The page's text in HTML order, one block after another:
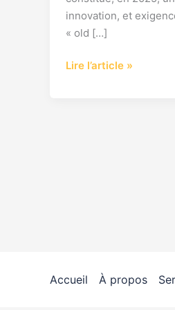
innovation, et
« old […]
Lire l’article »
Accueil À propos